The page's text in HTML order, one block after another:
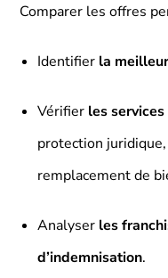
Comparer les offres
Identifier la
Vérifier les
protection
remplacement de
Analyser les
d’indemnisation.